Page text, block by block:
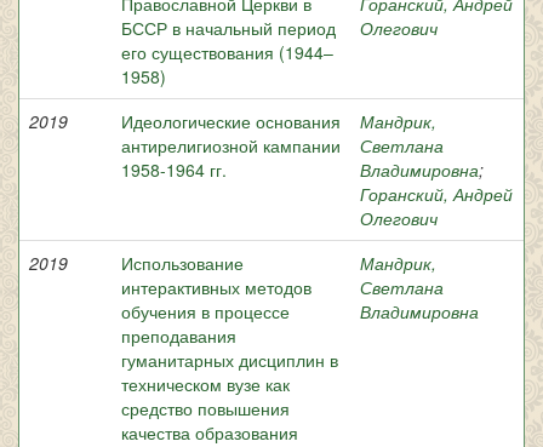
БССР в начальный период
его существования (1944–
1958)
Олегович
2019
Идеологические основания
антирелигиозной кампании
1958-1964 гг.
Мандрик,
Светлана
Владимировна;
Горанский, Андрей
Олегович
2019
Использование
интерактивных методов
обучения в процессе
преподавания
гуманитарных дисциплин в
техническом вузе как
средство повышения
качества образования
Мандрик,
Светлана
Владимировна